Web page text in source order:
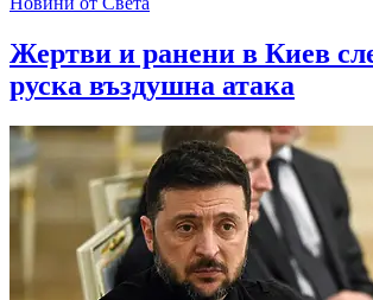
Жертви и ранени в Киев
руска въздушна атака